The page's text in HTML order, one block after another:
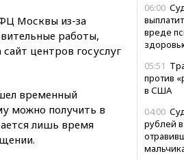
06:00
вреде
05:51
против
в США
04:00
рублей
Москвы из-за
работы,
центров госуслуг
временный
можно получить в
лишь время